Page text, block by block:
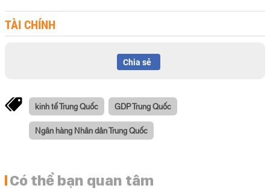
TÀI CHÍNH
Chia sẻ
kinh tế Trung Quốc GDP Trung Quốc
Ngân hàng Nhân dân Trung Quốc
Có thể bạn quan tâm